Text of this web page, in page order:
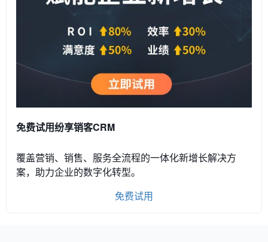
免费试用纷享销客CRM
覆盖营销、销售、服务全流程的一体化新增长解决方
案，助力企业的数字化转型。
免费试用